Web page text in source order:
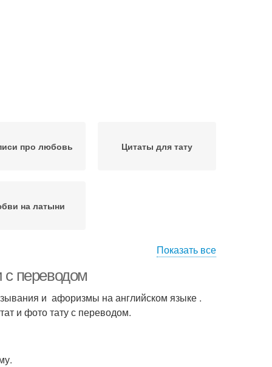
про любовь Цитаты для тату
на латыни
Показать все
с переводом
и афоризмы на английском языке .
и фото тату с переводом.